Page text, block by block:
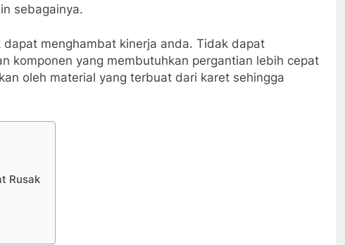
sebagainya.
menghambat kinerja anda. Tidak dapat
komponen yang membutuhkan pergantian lebih cepat
oleh material yang terbuat dari karet sehingga
Rusak